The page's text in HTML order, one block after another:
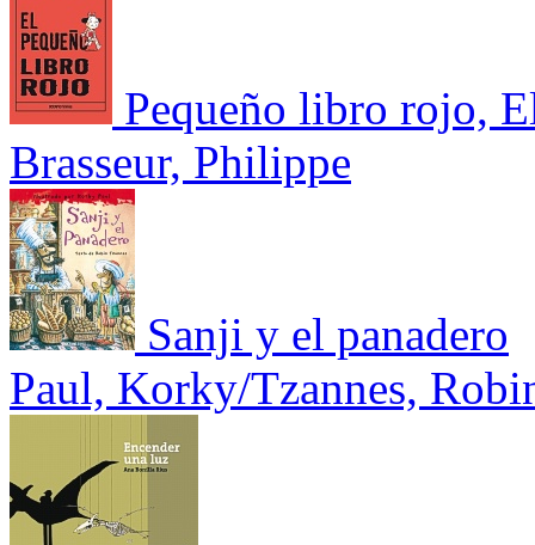
Pequeño libro rojo,
Brasseur, Philippe
Sanji y el panadero
Paul, Korky/Tzannes,